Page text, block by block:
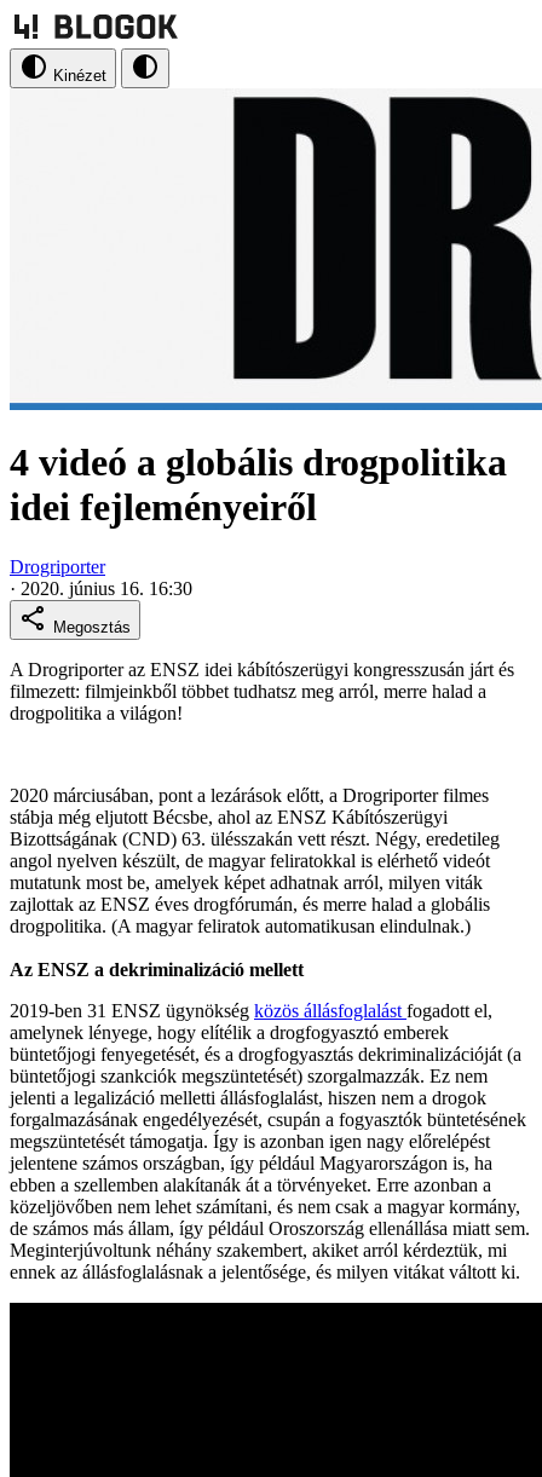
Kinézet
4 videó a globális drogpolitika
idei fejleményeiről
Drogriporter
· 2020. június 16. 16:30
Megosztás
A Drogriporter az ENSZ idei kábítószerügyi kongresszusán járt és
filmezett: filmjeinkből többet tudhatsz meg arról, merre halad a
drogpolitika a világon!
2020 márciusában, pont a lezárások előtt, a Drogriporter filmes
stábja még eljutott Bécsbe, ahol az ENSZ Kábítószerügyi
Bizottságának (CND) 63. ülésszakán vett részt. Négy, eredetileg
angol nyelven készült, de magyar feliratokkal is elérhető videót
mutatunk most be, amelyek képet adhatnak arról, milyen viták
zajlottak az ENSZ éves drogfórumán, és merre halad a globális
drogpolitika. (A magyar feliratok automatikusan elindulnak.)
Az ENSZ a dekriminalizáció mellett
2019-ben 31 ENSZ ügynökség közös állásfoglalást fogadott el,
amelynek lényege, hogy elítélik a drogfogyasztó emberek
büntetőjogi fenyegetését, és a drogfogyasztás dekriminalizációját (a
büntetőjogi szankciók megszüntetését) szorgalmazzák. Ez nem
jelenti a legalizáció melletti állásfoglalást, hiszen nem a drogok
forgalmazásának engedélyezését, csupán a fogyasztók büntetésének
megszüntetését támogatja. Így is azonban igen nagy előrelépést
jelentene számos országban, így például Magyarországon is, ha
ebben a szellemben alakítanák át a törvényeket. Erre azonban a
közeljövőben nem lehet számítani, és nem csak a magyar kormány,
de számos más állam, így például Oroszország ellenállása miatt sem.
Meginterjúvoltunk néhány szakembert, akiket arról kérdeztük, mi
ennek az állásfoglalásnak a jelentősége, és milyen vitákat váltott ki.